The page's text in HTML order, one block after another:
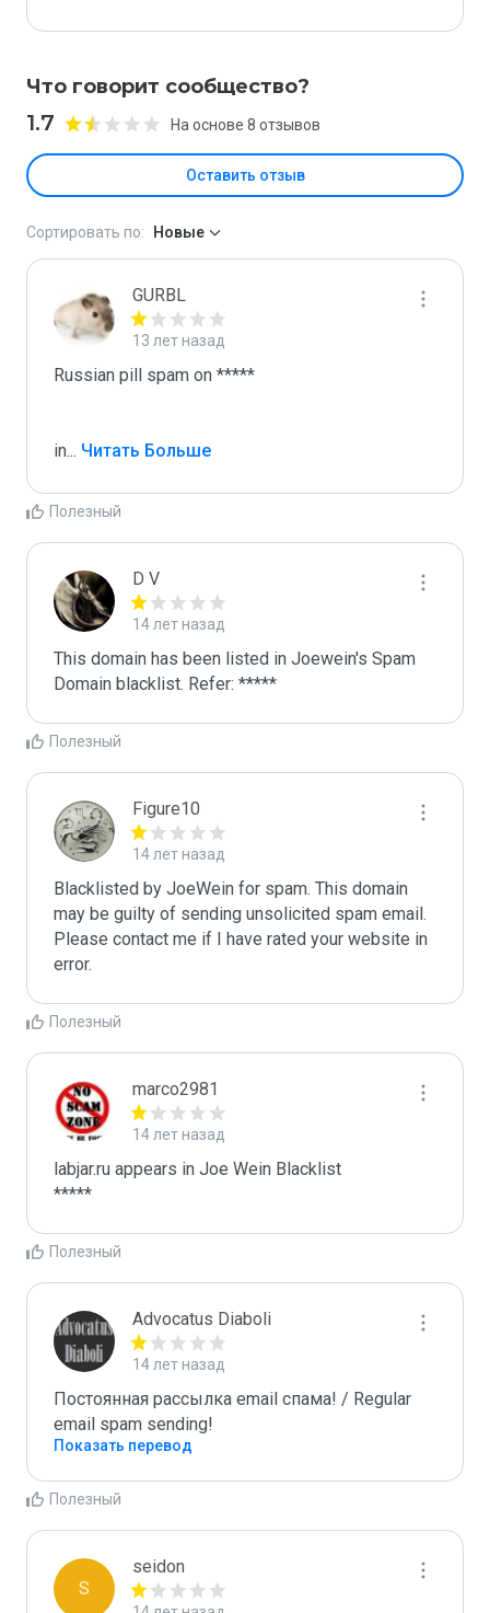
Что говорит сообщество?
1.7 На основе 8 отзывов
Оставить отзыв
Сортировать по: Новые
GURBL
13 лет назад
Russian pill spam on *****
in... Читать Больше
Полезный
D V
14 лет назад
This domain has been listed in Joewein's Spam
Domain blacklist. Refer: *****
Полезный
Figure10
14 лет назад
Blacklisted by JoeWein for spam. This domain
may be guilty of sending unsolicited spam email.
Please contact me if I have rated your website in
error.
Полезный
marco2981
14 лет назад
labjar.ru appears in Joe Wein Blacklist
*****
Полезный
Advocatus Diaboli
14 лет назад
Постоянная рассылка email спама! / Regular
email spam sending!
Показать перевод
Полезный
S
seidon